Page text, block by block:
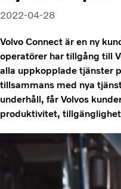
Nyheter & stories
2022-04-28
Volvo Connect är en ny
operatörer har tillgång till
alla uppkopplade tjänster
tillsammans med nya
underhåll, får Volvos
produktivitet,